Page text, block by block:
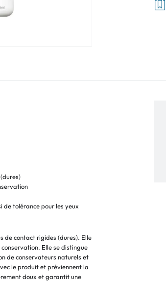
de tolérance pour les yeux
de contact rigides (dures). Elle
Elle se distingue
de conservateurs naturels et
le produit et préviennent la
doux et garantit une